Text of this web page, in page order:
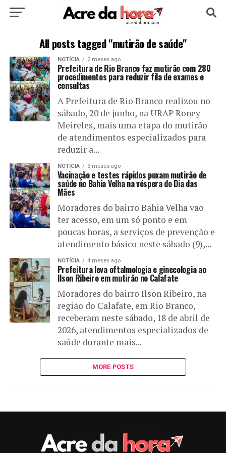
HOME POLÍTICA CULTURA ESPORTE
EDUCAÇÃO NOTÍCIA MUNDO
All posts tagged "mutirão de saúde"
NOTÍCIA 2 meses ago
Prefeitura de Rio Branco faz mutirão com 280
procedimentos para reduzir fila de exames e
consultas
A Prefeitura de Rio Branco realizou no
sábado, 20 de junho, na URAP Roney
Meireles, mais uma etapa do mutirão
de atendimentos especializados para
reduzir a...
NOTÍCIA 3 meses ago
Vacinação e testes rápidos puxam mutirão de
saúde no Bahia Velha na véspera do Dia das
Mães
Moradores do bairro Bahia Velha vão
ter acesso, em um só ponto e em
poucas horas, a serviços de prevenção e
atendimento básico neste sábado (9),...
NOTÍCIA 4 meses ago
Prefeitura leva oftalmologia e ginecologia ao
Ilson Ribeiro em mutirão no Calafate
Moradores do bairro Ilson Ribeiro, na
região do Calafate, em Rio Branco,
receberam neste sábado, 18 de abril de
2026, atendimentos especializados de
saúde durante mais...
MORE POSTS